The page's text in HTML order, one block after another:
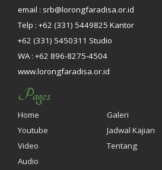
email : srb@lorongfaradisa.or.id
Telp : +62 (331) 5449825 Kantor
+62 (331) 5450311 Studio
WA : +62 896-8275-4504
www.lorongfaradisa.or.id
Pages
Home
Youtube
Video
Audio
Galeri
Jadwal Kajian
Tentang